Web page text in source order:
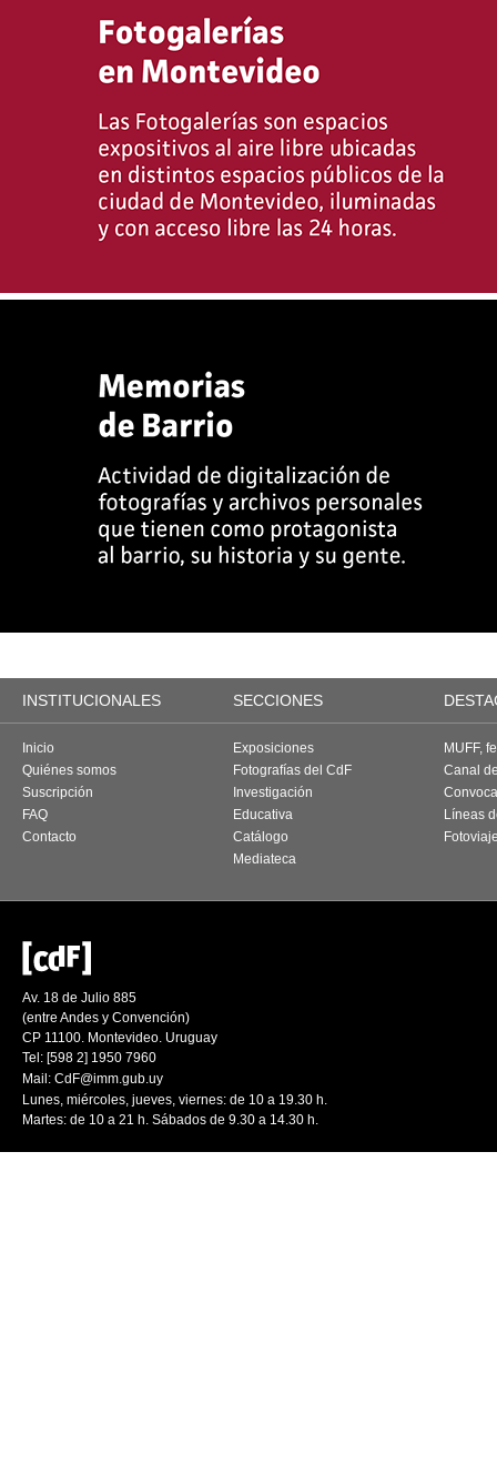
INSTITUCIONALES SECCIONES
Inicio
Quiénes somos
Suscripción
FAQ
Contacto
Exposiciones
Fotografías del CdF
Investigación
Educativa
Catálogo
Mediateca
MUFF,
Canal
Líneas
Av. 18 de Julio 885
(entre Andes y Convención)
CP 11100. Montevideo. Uruguay
Tel: [598 2] 1950 7960
Mail: CdF@imm.gub.uy
Lunes, miércoles, jueves, viernes: de 10 a 19.30 h.
Martes: de 10 a 21 h. Sábados de 9.30 a 14.30 h.